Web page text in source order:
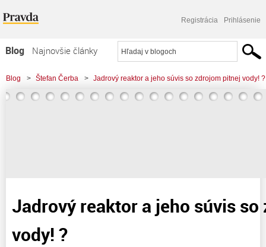
Registrácia Prihlásenie
Blog
Najnovšie články
Najčítanejšie články
Najkomentovanejšie články
Blog > Štefan Čerba > Jadrový reaktor a jeho súvis so zdrojom pitnej vody! ?
Jadrový reaktor a jeho súvis
vody! ?